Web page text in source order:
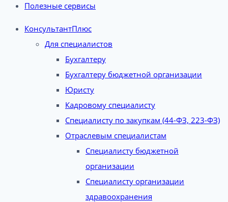
Полезные сервисы
КонсультантПлюс
Для специалистов
Бухгалтеру
Бухгалтеру бюджетной организации
Юристу
Кадровому специалисту
Специалисту по закупкам (44-ФЗ, 223-ФЗ)
Отраслевым специалистам
Специалисту бюджетной
организации
Специалисту организации
здравоохранения